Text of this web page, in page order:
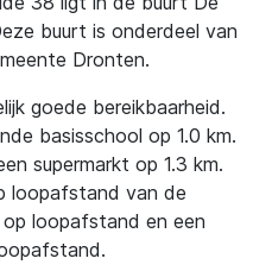
buurt is onderdeel van
Dronten.
goede bereikbaarheid.
basisschool op 1.0 km.
supermarkt op 1.3 km.
loopafstand van de
loopafstand en een